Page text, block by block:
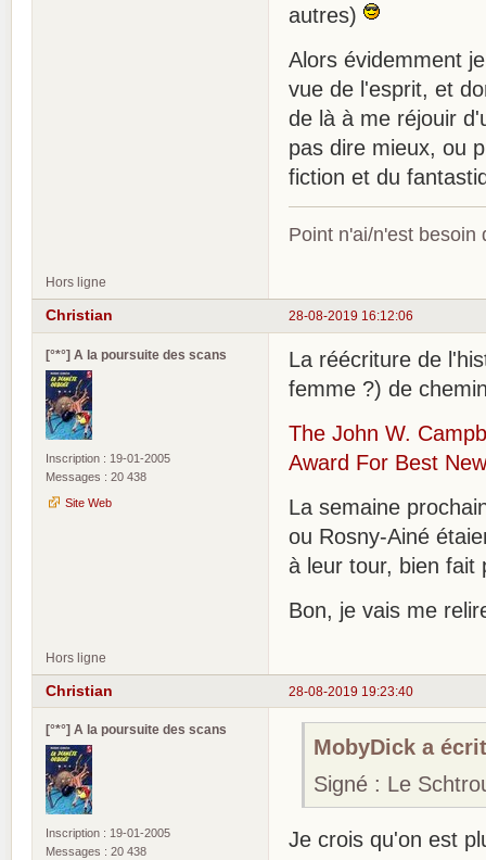
autres)
Alors évidemment
vue de l'esprit, et
de là à me réjouir
pas dire mieux, ou
fiction et du
Point n'ai/n'est besoin
Hors ligne
28-08-2019 16:12:06
Christian
[°*°] A la poursuite des scans
Inscription : 19-01-2005
Messages : 20 438
Site Web
La réécriture de
femme ?) de
The John W.
Award For Best
La semaine
ou Rosny-Ainé
à leur tour, bien fait
Bon, je vais me
Hors ligne
28-08-2019 19:23:40
Christian
[°*°] A la poursuite des scans
Inscription : 19-01-2005
Messages : 20 438
MobyDick a
Signé : Le
Je crois qu'on est